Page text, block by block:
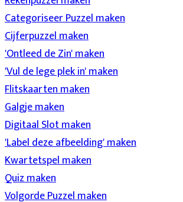
Categoriseer Puzzel maken
Cijferpuzzel maken
'Ontleed de Zin' maken
'Vul de lege plek in' maken
Flitskaarten maken
Galgje maken
Digitaal Slot maken
'Label deze afbeelding' maken
Kwartetspel maken
Quiz maken
Volgorde Puzzel maken